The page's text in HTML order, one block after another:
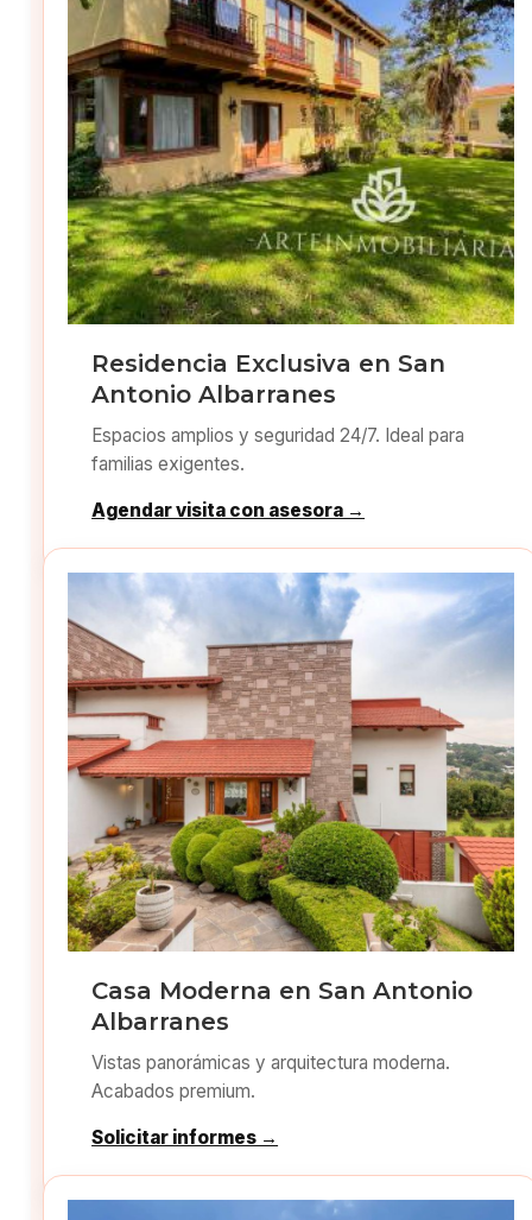
Residencia Exclusiva en San
Antonio Albarranes
Espacios amplios y seguridad 24/7. Ideal para
familias exigentes.
Agendar visita con asesora →
Casa Moderna en San Antonio
Albarranes
Vistas panorámicas y arquitectura moderna.
Acabados premium.
Solicitar informes →